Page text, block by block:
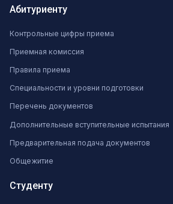
Абитуриенту
Контрольные цифры приема
Приемная комиссия
Правила приема
Специальности и уровни подготовки
Перечень документов
Дополнительные вступительные испытания
Предварительная подача документов
Общежитие
Студенту